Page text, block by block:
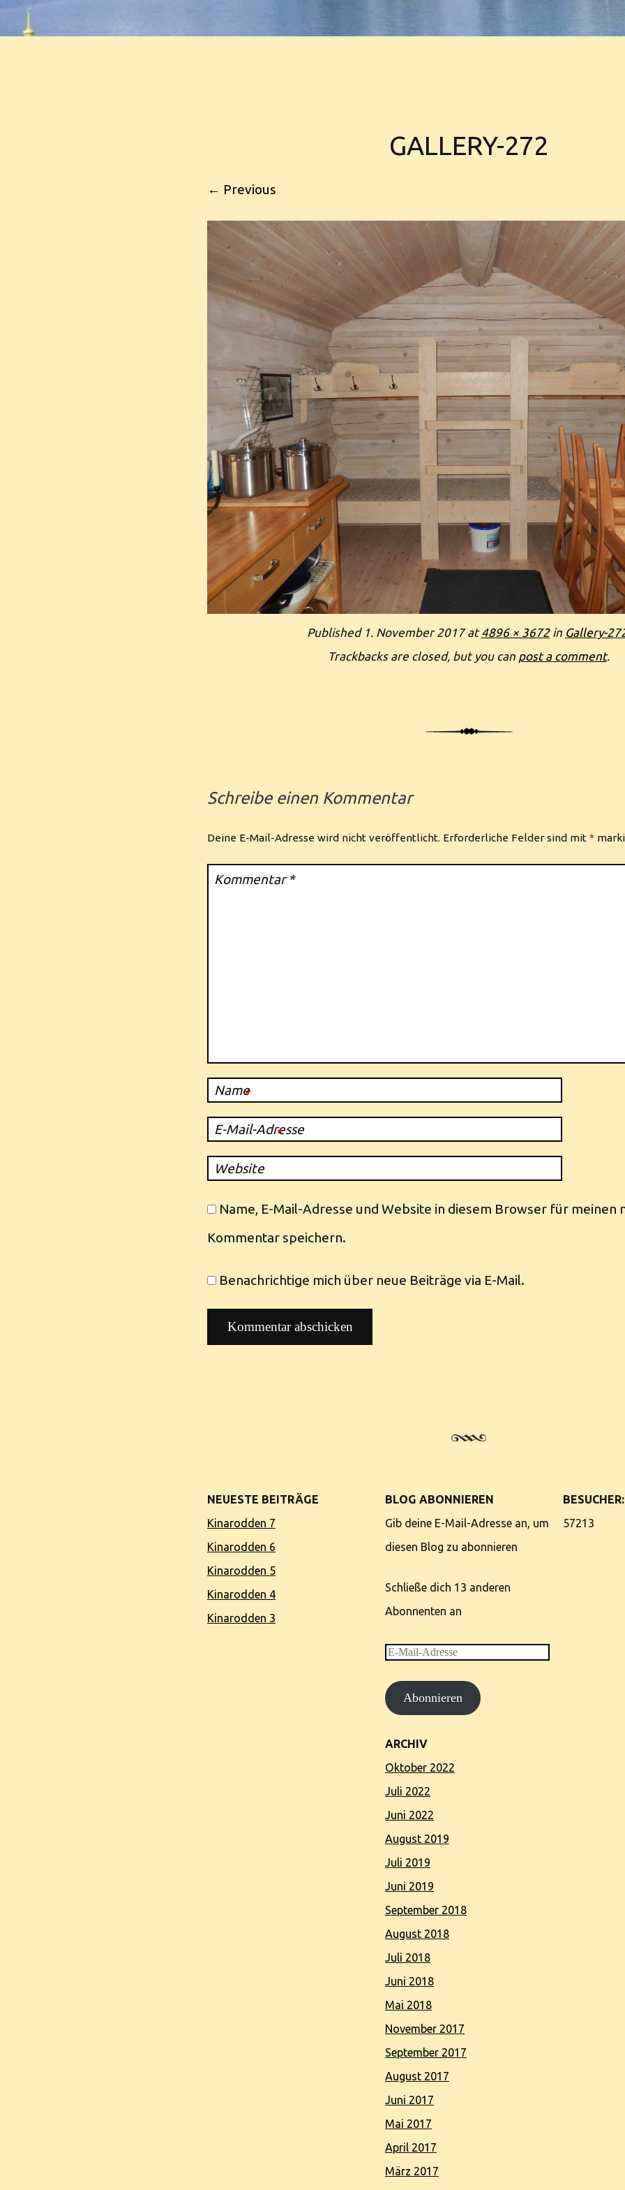
GALLERY-272
← Previous
Published 1. November 2017at4896 × 3672in Gallery-
Trackbacks are closed, but you can post a comment.
Schreibe einen Kommentar
Deine E-Mail-Adresse wird nicht veröffentlicht. Erforderliche Felder sind mit *
Kommentar*
Name
*
E-Mail-Adresse
*
Website
Name, E-Mail-Adresse und Website in diesem Browser für meinen
Kommentar speichern.
Benachrichtige mich über neue Beiträge via E-Mail.
NEUESTE BEITRÄGE
Kinarodden 7
Kinarodden 6
Kinarodden 5
Kinarodden 4
Kinarodden 3
BLOG ABONNIEREN
Gib deine E-Mail-Adresse an, um
diesen Blog zu abonnieren
Schließe dich 13 anderen
Abonnenten an
E-
AdresseAbonnieren
ARCHIV
Oktober 2022
Juli 2022
Juni 2022
August 2019
Juli 2019
Juni 2019
September 2018
August 2018
Juli 2018
Juni 2018
Mai 2018
November 2017
September 2017
August 2017
Juni 2017
Mai 2017
April 2017
März 2017
BESUCHER:
57213